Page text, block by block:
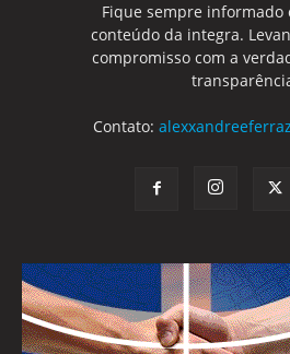
Fique sempre informado
conteúdo da integra.
compromisso com a
Contato: